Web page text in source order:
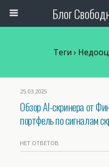
Блог
Теги ›
25.03.2025
Обзор AI-скринера от
портфель по сигналам
НЕТ ОТВЕТОВ